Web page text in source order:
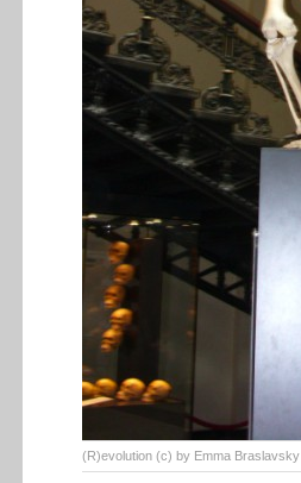
(R)evolution (c) by Emma Braslavsky